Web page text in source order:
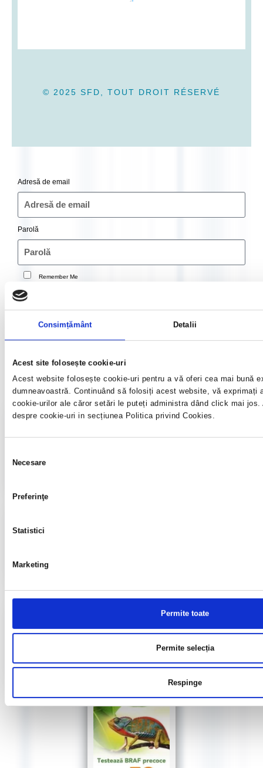
Consimțământ Detalii
Acest site folosește cookie-uri
Acest website folosește cookie-uri pentru a vă oferi cea mai bună
dumneavoastră. Continuând să folosiți acest website, vă exprimați
cookie-urilor ale căror setări le puteți administra dând click mai
despre cookie-uri in secțiunea Politica privind Cookies.
consimțământului
Necesare
Preferinţe
Statistici
Marketing
Permite toate
Permite selecția
Respinge
© 2025 SFD, TOUT DROIT RÉSERVÉ
Adresă de email
Parolă
Remember Me
Register
Cursuri și manifestari naționale și
Accesează